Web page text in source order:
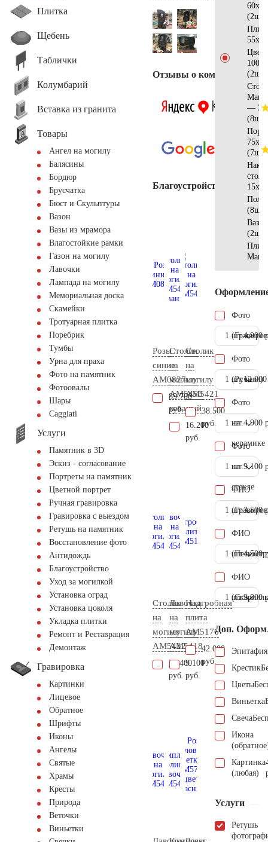
Плитка
Щебень
Таблички
Колумбарий
Вставка из гранита
Товары
Ангел на могилу
Балясины
Бордюр
Брусчатка
Бюст и Скульптуры
Вазон
Вазы из мрамора
Влагостойкие рамки
Газон на могилу
Лавочки
Лампада на могилу
Мемориальная доска
Скамейки
Тротуарная плитка
Поребрик
Тумбы
Урна для праха
Фото на памятник
Фотоовалы
Шары
Сaggiati
Услуги
Памятник в 3D
Эскиз - согласование
Портреты на памятник
Цветной портрет
Ручная гравировка
Гравировка с выездом
Ретушь на памятник
Восстановление фото
Антидождь
Благоустройство
Уход за могилкой
Установка оград
Установка цоколя
Укладка плитки
Ремонт и Реставрация
Демонтаж
Гравировка
Картинки
Лицевое
Обратное
Шрифты
Иконы
Ангелы
Святые
Храмы
Кресты
Природа
Веточки
Виньетки
Отзывы о компании
Благоустройство
Розы
синие
AM0827
89.700
руб.
Столик
на
могилу
AM5450
кованый
16.200
руб.
Столик
на
могилу
AM5421
38.500
руб.
Столик
на
могилу
AM5422
27.400
руб.
Лавочка
на
могилу
AM5418
9.100
руб.
Надгробная
плита
AM5176
42.000
руб.
(2шт)
(2шт)
—
(8шт)
(7шт)
(8шт)
Ваза
(2шт)
Фото
1 шт.4.900
Фото
(Ручное)
1 шт.
Фото
на
керамике
1 шт. 4.900
Фото
на
стекле
1 шт. 9.100
ФИО
1 шт.3.500
ФИО
1 шт.4.500
ФИО
1 шт.9.000
Доп.
Эпитафия
Крестик
Цветы
Виньетка
Свеча
Икона
Картинка
(любая)
Услуги
Ретушь